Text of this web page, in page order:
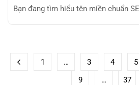
Bạn đang tìm hiểu tên miền chuẩn
1 … 3 4 5
9
… 37